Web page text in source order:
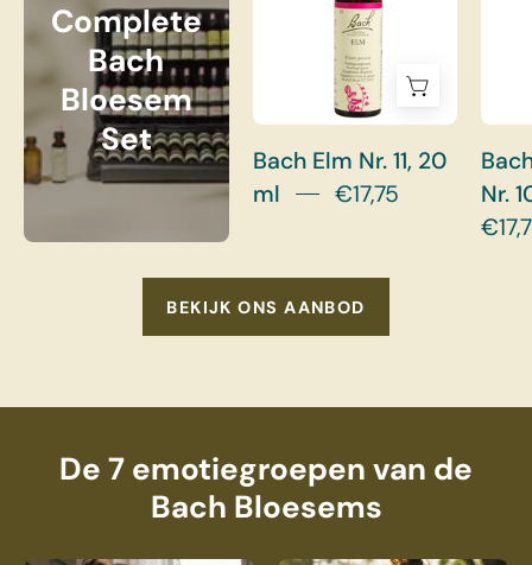
Complete
Bach
Bloesem
Set
Bach Elm Nr. 11, 20
ml
€17,75
Nr.
BEKIJK ONS AANBOD
De 7 emotiegroepen van de
Bach Bloesems